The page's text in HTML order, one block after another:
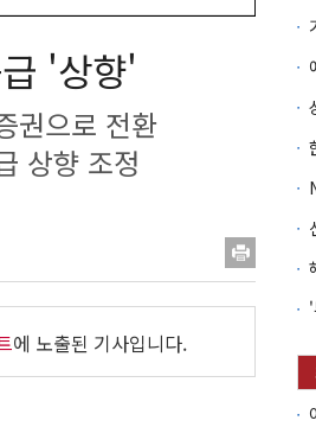
'상향'
권으로 전환
상향 조정
에 노출된 기사입니다.